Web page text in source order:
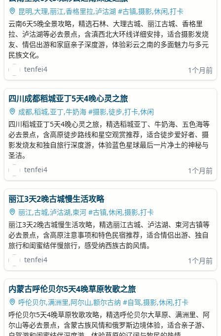
昆明,大理,丽江,香格里拉,泸沽湖 #古镇,摄影,休闲,打卡
云南6天5晚全景攻略，精选石林、大理古城、丽江古城、香格里
拉、泸沽湖等必去景点，含滇西北大环线详细安排，适合摄影发烧
友、情侣出游和家庭亲子深度游，体验彩云之南的多面魅力与多元
民族文化。
tenfei4
1个月前
四川成都稻城亚丁5天4晚心灵之旅
成都,稻城,亚丁,牛奶海 #摄影,徒步,打卡,休闲
四川稻城亚丁5天4晚心灵之旅，精选稻城亚丁、牛奶海、五色海等
必去景点，含高原徒步路线和星空观赏推荐，适合徒步爱好者、摄
影发烧友和独自旅行深度游，体验蓝色星球最后一片净土的神秘与
圣洁。
tenfei4
1个月前
丽江3天2晚古城慢生活攻略
丽江,古城,泸沽湖,束河 #古镇,休闲,摄影,打卡
丽江3天2晚古城慢生活攻略，精选丽江古城、泸沽湖、束河古镇等
必去景点，含高原注意事项和特色民宿推荐，适合情侣出游、独自
旅行和闺蜜结伴慢旅行，感受纳西族古韵风情。
tenfei4
1个月前
内蒙古呼伦贝尔5天4晚草原牧歌之旅
呼伦贝尔,满洲里,阿尔山,额尔古纳 #自驾,摄影,休闲,打卡
呼伦贝尔5天4晚草原牧歌攻略，精选呼伦贝尔大草原、满洲里、阿
尔山等必去景点，含蒙古族风情和俄罗斯边境体验，适合亲子游、